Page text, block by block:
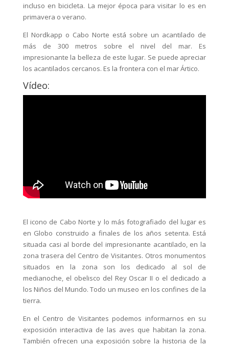
incluso en bicicleta. La mejor época para visitar lo es en
primavera o verano.
El Nordkapp o Cabo Norte está sobre un acantilado de
más de 300 metros sobre el nivel del mar. Es
impresionante la belleza de este lugar. Se puede apreciar
los acantilados cercanos. Es la frontera con el mar Ártico.
Vídeo:
El icono de Cabo Norte y lo más fotografiado del lugar es
en Globo construido a finales de los años setenta. Está
situada casi al borde del impresionante acantilado, en la
zona trasera del Centro de Visitantes. Otros monumentos
situados en la zona son los dedicado al sol de
medianoche, el obelisco del Rey Oscar II o el dedicado a
los Niños del Mundo. Todo un museo en los confines de la
tierra.
En el Centro de Visitantes podemos informarnos en su
exposición interactiva de las aves que habitan la zona.
También ofrecen una exposición sobre la historia de la